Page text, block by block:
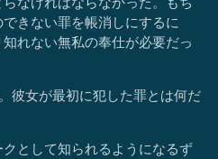
きない罪を帳消しにするに
れない無私の奉仕が必要だっ
彼女が最初に犯した罪とは何だ
として知られるようになるず